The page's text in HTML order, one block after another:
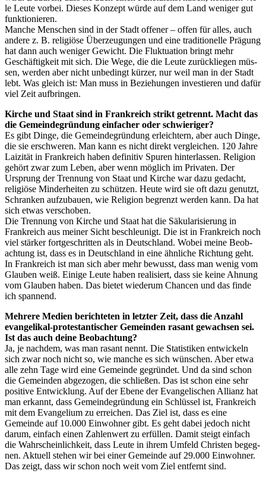
le Leu­te vor­bei. Die­ses Kon­zept wür­de auf dem Land weni­ger gut
funktionieren.
Man­che Men­schen sind in der Stadt offe­ner – offen für alles, auch
ande­re z. B. reli­giö­se Über­zeu­gun­gen und eine tra­di­tio­nel­le Prä­gung
hat dann auch weni­ger Gewicht. Die Fluk­tua­ti­on bringt mehr
Geschäf­tig­keit mit sich. Die Wege, die die Leu­te zurück­lie­gen müs­
sen, wer­den aber nicht unbe­dingt kür­zer, nur weil man in der Stadt
lebt. Was gleich ist: Man muss in Bezie­hun­gen inves­tie­ren und dafür
viel Zeit aufbringen.
Kir­che und Staat sind in Frank­reich strikt getrennt. Macht das
die Gemein­de­grün­dung ein­fa­cher oder schwieriger?
Es gibt Din­ge, die Gemein­de­grün­dung erleich­tern, aber auch Din­ge,
die sie erschwe­ren. Man kann es nicht direkt ver­glei­chen. 120 Jah­re
Lai­zi­tät in Frank­reich haben defi­ni­tiv Spu­ren hin­ter­las­sen. Reli­gi­on
gehört zwar zum Leben, aber wenn mög­lich im Pri­va­ten. Der
Ursprung der Tren­nung von Staat und Kir­che war dazu gedacht,
reli­giö­se Min­der­hei­ten zu schüt­zen. Heu­te wird sie oft dazu genutzt,
Schran­ken auf­zu­bau­en, wie Reli­gi­on begrenzt wer­den kann. Da hat
sich etwas verschoben.
Die Tren­nung von Kir­che und Staat hat die Säku­la­ri­sie­rung in
Frank­reich aus mei­ner Sicht beschleu­nigt. Die ist in Frank­reich noch
viel stär­ker fort­ge­schrit­ten als in Deutsch­land. Wobei mei­ne Beob­
ach­tung ist, dass es in Deutsch­land in eine ähn­li­che Rich­tung geht.
In Frank­reich ist man sich aber mehr bewusst, dass man wenig vom
Glau­ben weiß. Eini­ge Leu­te haben rea­li­siert, dass sie kei­ne Ahnung
vom Glau­ben haben. Das bie­tet wie­der­um Chan­cen und das fin­de
ich spannend.
Meh­re­re Medi­en berich­te­ten in letz­ter Zeit, dass die Anzahl
evan­ge­li­kal-pro­tes­tan­ti­scher Gemein­den rasant gewach­sen sei.
Ist das auch dei­ne Beobachtung?
Ja, je nach­dem, was man rasant nennt. Die Sta­tis­ti­ken ent­wi­ckeln
sich zwar noch nicht so, wie man­che es sich wün­schen. Aber etwa
alle zehn Tage wird eine Gemein­de gegrün­det. Und da sind schon
die Gemein­den abge­zo­gen, die schlie­ßen. Das ist schon eine sehr
posi­ti­ve Ent­wick­lung. Auf der Ebe­ne der Evan­ge­li­schen Alli­anz hat
man erkannt, dass Gemein­de­grün­dung ein Schlüs­sel ist, Frank­reich
mit dem Evan­ge­li­um zu errei­chen. Das Ziel ist, dass es eine
Gemein­de auf 10.000 Ein­woh­ner gibt. Es geht dabei jedoch nicht
dar­um, ein­fach einen Zah­len­wert zu erfül­len. Damit steigt ein­fach
die Wahr­schein­lich­keit, dass Leu­te in ihrem Umfeld Chris­ten begeg­
nen. Aktu­ell ste­hen wir bei einer Gemein­de auf 29.000 Ein­woh­ner.
Das zeigt, dass wir schon noch weit vom Ziel ent­fernt sind.